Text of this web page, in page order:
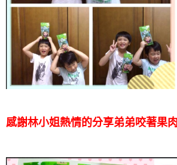
感謝林小姐熱情的分享弟弟咬著果